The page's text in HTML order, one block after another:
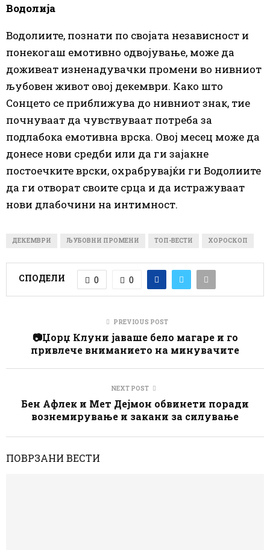
Водолија
Водолиите, познати по својата независност и
понекогаш емотивно одвојување, може да
доживеат изненадувачки промени во нивниот
љубовен живот овој декември. Како што
Сонцето се приближува до нивниот знак, тие
почнуваат да чувствуваат потреба за
подлабока емотивна врска. Овој месец може да
донесе нови средби или да ги зајакне
постоечките врски, охрабрувајќи ги Водолиите
да ги отворат своите срца и да истражуваат
нови длабочини на интимност.
ДЕКЕМВРИ ЉУБОВНИ ПРОМЕНИ ТОП-ВЕСТИ ХОРОСКОП
СПОДЕЛИ 0 0
PREVIOUS POST
📷Џорџ Клуни јаваше бело магаре и го
привлече вниманието на минувачите
NEXT POST
Бен Афлек и Мет Дејмон обвинети поради
вознемирување и закани за силување
ПОВРЗАНИ ВЕСТИ